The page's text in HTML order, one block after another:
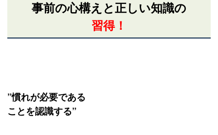
事前の心構えと正しい知識の
習得！
”慣れが必要である
ことを認識する”